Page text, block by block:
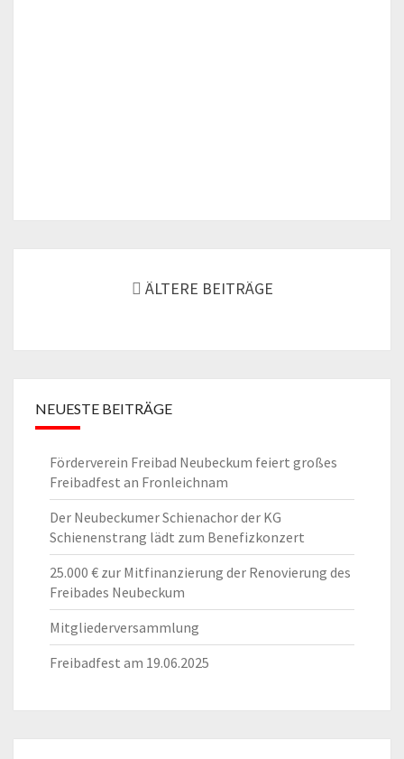
ÄLTERE BEITRÄGE
NEUESTE BEITRÄGE
Förderverein Freibad Neubeckum feiert großes
Freibadfest an Fronleichnam
Der Neubeckumer Schienachor der KG
Schienenstrang lädt zum Benefizkonzert
25.000 € zur Mitfinanzierung der Renovierung des
Freibades Neubeckum
Mitgliederversammlung
Freibadfest am 19.06.2025